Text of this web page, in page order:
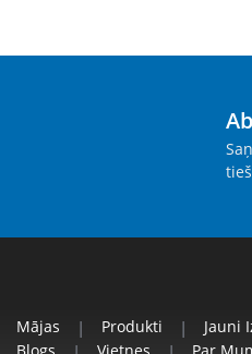
Mājas | Produkti | Jauni